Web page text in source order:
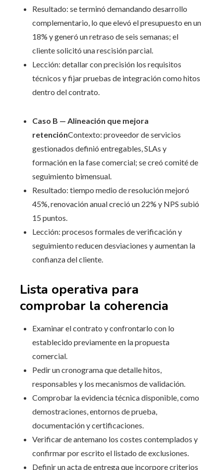
Resultado: se terminó demandando desarrollo
complementario, lo que elevó el presupuesto en un
18% y generó un retraso de seis semanas; el
cliente solicitó una rescisión parcial.
Lección: detallar con precisión los requisitos
técnicos y fijar pruebas de integración como hitos
dentro del contrato.
Caso B — Alineación que mejora
retenciónContexto: proveedor de servicios
gestionados definió entregables, SLAs y
formación en la fase comercial; se creó comité de
seguimiento bimensual.
Resultado: tiempo medio de resolución mejoró
45%, renovación anual creció un 22% y NPS subió
15 puntos.
Lección: procesos formales de verificación y
seguimiento reducen desviaciones y aumentan la
confianza del cliente.
Lista operativa para
comprobar la coherencia
Examinar el contrato y confrontarlo con lo
establecido previamente en la propuesta
comercial.
Pedir un cronograma que detalle hitos,
responsables y los mecanismos de validación.
Comprobar la evidencia técnica disponible, como
demostraciones, entornos de prueba,
documentación y certificaciones.
Verificar de antemano los costes contemplados y
confirmar por escrito el listado de exclusiones.
Definir un acta de entrega que incorpore criterios